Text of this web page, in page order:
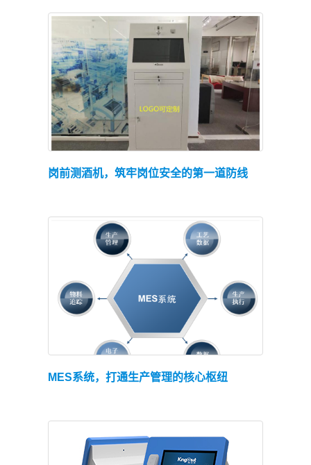
查看详情
岗前测酒机，筑牢岗位安全的第一道防线
查看详情
MES系统，打通生产管理的核心枢纽